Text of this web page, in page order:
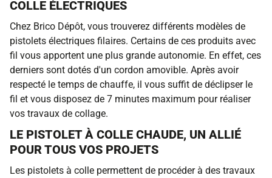
COLLE ÉLECTRIQUES
Chez Brico Dépôt, vous trouverez différents modèles de
pistolets électriques filaires. Certains de ces produits avec
fil vous apportent une plus grande autonomie. En effet, ces
derniers sont dotés d'un cordon amovible. Après avoir
respecté le temps de chauffe, il vous suffit de déclipser le
fil et vous disposez de 7 minutes maximum pour réaliser
vos travaux de collage.
LE PISTOLET À COLLE CHAUDE, UN ALLIÉ
POUR TOUS VOS PROJETS
Les pistolets à colle permettent de procéder à des travaux